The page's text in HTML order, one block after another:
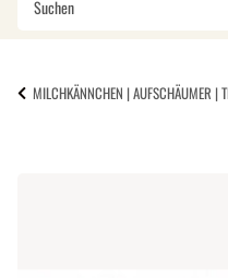
MILCHKÄNNCHEN | AUFSCHÄUMER |